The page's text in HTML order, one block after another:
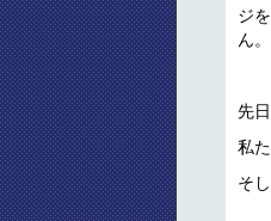
ジ
ん
先
私
そ